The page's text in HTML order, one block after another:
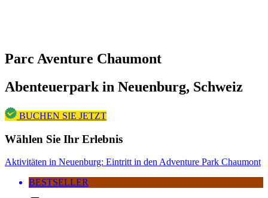
Parc Aventure Chaumont
Abenteuerpark in Neuenburg, Schweiz
BUCHEN SIE JETZT
Wählen Sie Ihr Erlebnis
Aktivitäten in Neuenburg: Eintritt in den Adventure Park Chaumont
BESTSELLER